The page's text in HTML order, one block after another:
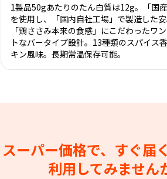
1製品50gあたりのたん白質は12g。「国産
を使用し、「国内自社工場」で製造した安
「鶏ささみ本来の食感」にこだわったワ
トなバータイプ設計。13種類のスパイス
キン風味。長期常温保存可能。
スーパー価格で、すぐ届く
利用してみません